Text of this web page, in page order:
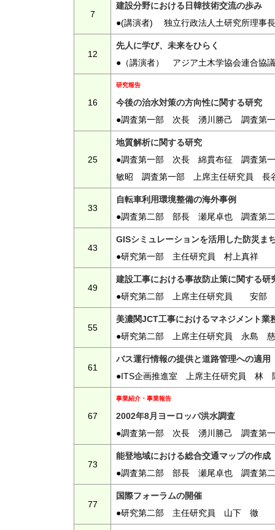
7
建設分野における日韓技術交流の歩み
●(講演者) 独立行政法人土研究所理事
12
先人に学び、未来をひらく
●（講演者） アジア土木学協会連合
16
研究報告
今後の治水対策の方向性に関する研究
●調査第一部 次長 湧川勝己 調査第
25
地質解析に関する研究
●調査第一部 次長 綿貫布征 調査第
敏昭 調査第一部 上席主任研究員 長
33
自転車利用環境整備の海外事例
●調査第二部 部長 瀬尾卓也 調査第
43
GISシミュレーションを活用した防災ま
●研究第一部 主任研究員 村上真祥
49
建設工事における事故防止策に関する研
●研究第二部 上席主任研究員 安部
55
美濃関JCT工事におけるマネジメント業
●研究第二部 上席主任研究員 永島 慈
61
バス運行情報の提供と道路管理への適用
●ITS企画推進室 上席主任研究員
67
事業紹介・事業報告
2002年8月ヨーロッパ洪水調査
●調査第一部 次長 湧川勝己 調査第
73
能登地域における総合交通マップの作成
●調査第二部 部長 瀬尾卓也 調査第
77
国際フォーラムの開催
●研究第二部 主任研究員 山下 徹